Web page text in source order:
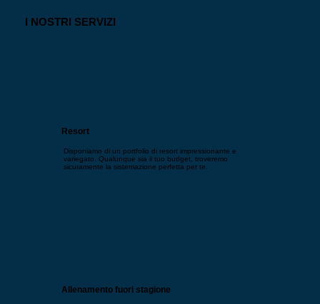
I NOSTRI SERVIZI
Resort
Disponiamo di un portfolio di resort impressionante e
variegato. Qualunque sia il tuo budget, troveremo
sicuramente la sistemazione perfetta per te.
Allenamento fuori stagione